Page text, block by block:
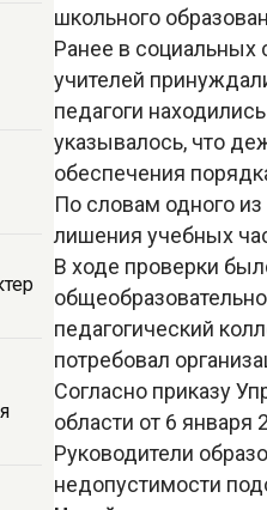
школьного
Ранее в социальных
учителей
педагоги
указывалось, что
обеспечения
По словам одного
лишения учебных
В ходе проверки
педагогический
потребовал
Согласно приказу
области от 6
Руководители
недопустимости